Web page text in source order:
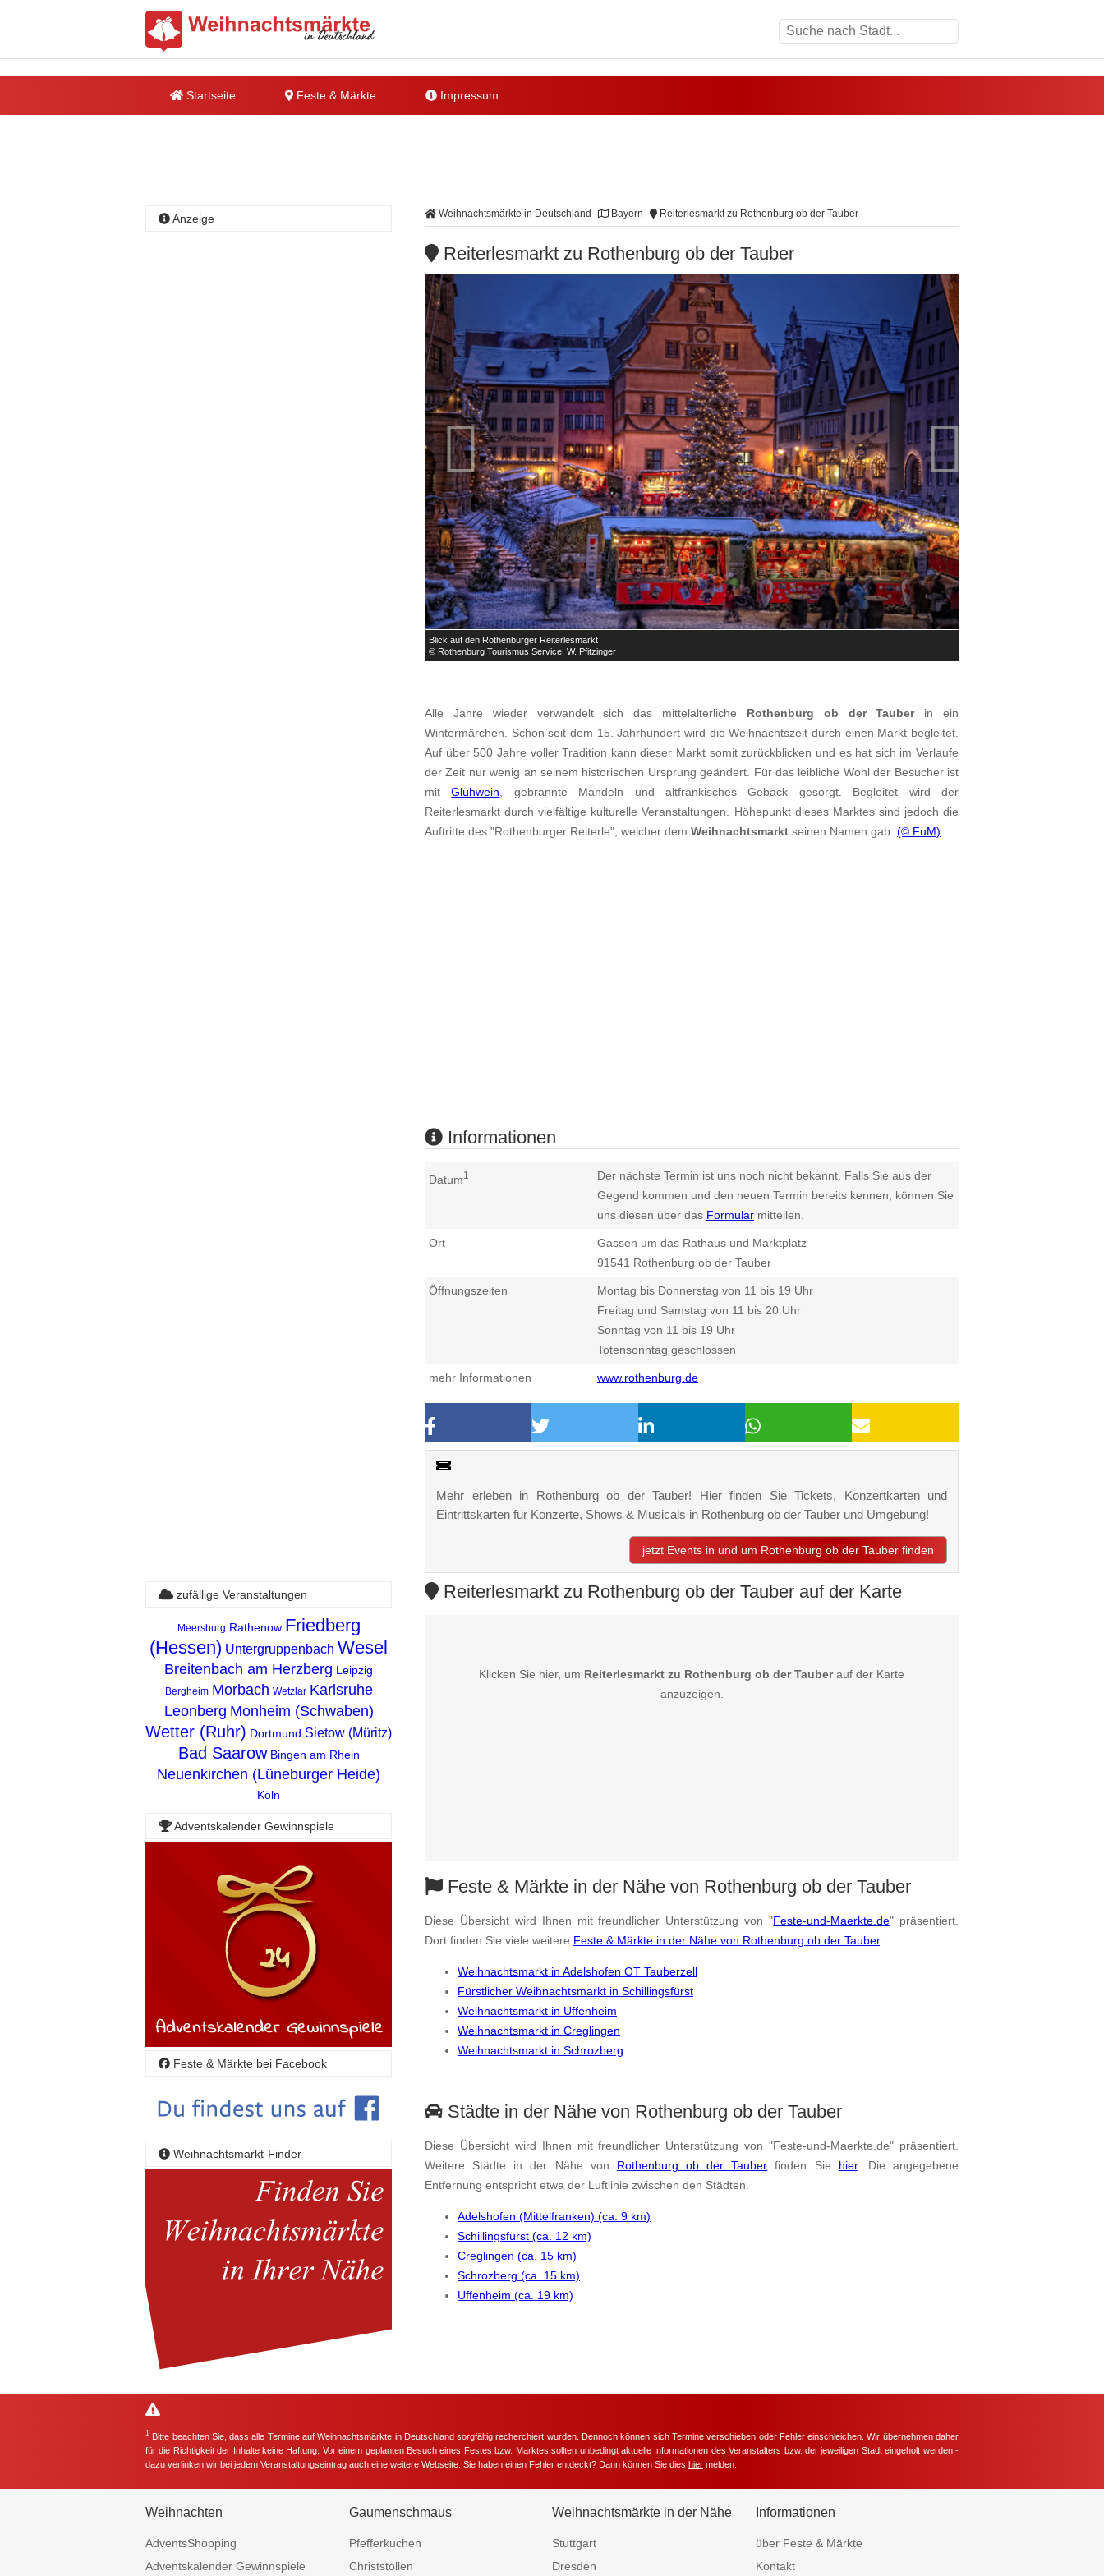
Startseite Feste & Märkte Impressum
Weihnachtsmärkte in Deutschland Bayern Reiterlesmarkt zu Rothenburg ob der Tauber
Reiterlesmarkt zu Rothenburg ob der Tauber
Blick auf den Rothenburger Reiterlesmarkt
© Rothenburg Tourismus Service, W. Pfitzinger
 
Alle Jahre wieder verwandelt sich das mittelalterliche Rothenburg ob der Tauberin ein
Wintermärchen. Schon seit dem 15. Jahrhundert wird die Weihnachtszeit durch einen Markt begleitet.
Auf über 500 Jahre voller Tradition kann dieser Markt somit zurückblicken und es hat sich im Verlaufe
der Zeit nur wenig an seinem historischen Ursprung geändert. Für das leibliche Wohl der Besucher ist
mitGlühwein , gebrannte Mandeln und altfränkisches Gebäck gesorgt. Begleitet wird der
Reiterlesmarkt durch vielfältige kulturelle Veranstaltungen. Höhepunkt dieses Marktes sind jedoch die
Auftritte des "Rothenburger Reiterle", welcher dem Weihnachtsmarkt seinen Namen gab. (© FuM)
Informationen
Datum1
Der nächste Termin ist uns noch nicht bekannt. Falls Sie aus der
Gegend kommen und den neuen Termin bereits kennen, können Sie
uns diesen über das Formular mitteilen.
Ort
Gassen um das Rathaus und Marktplatz
91541 Rothenburg ob der Tauber
Öffnungszeiten
Montag bis Donnerstag von 11 bis 19 Uhr
Freitag und Samstag von 11 bis 20 Uhr
Sonntag von 11 bis 19 Uhr
Totensonntag geschlossen
mehr Informationen www.rothenburg.de
Mehr erleben in Rothenburg ob der Tauber! Hier finden Sie Tickets, Konzertkarten und
Eintrittskarten für Konzerte, Shows & Musicals in Rothenburg ob der Tauber und Umgebung!
jetzt Events in und um Rothenburg ob der Tauber finden
Anzeige
Reiterlesmarkt zu Rothenburg ob der Tauber auf der Karte
Klicken Sie hier, um Reiterlesmarkt zu Rothenburg ob der Tauberauf der Karte
anzuzeigen.
Feste & Märkte in der Nähe von Rothenburg ob der Tauber
Diese Übersicht wird Ihnen mit freundlicher Unterstützung von "Feste-und-Maerkte.de" präsentiert.
Dort finden Sie viele weitere Feste & Märkte in der Nähe von Rothenburg ob der Tauber.
Weihnachtsmarkt in Adelshofen OT Tauberzell
Fürstlicher Weihnachtsmarkt in Schillingsfürst
Weihnachtsmarkt in Uffenheim
Weihnachtsmarkt in Creglingen
Weihnachtsmarkt in Schrozberg
Städte in der Nähe von Rothenburg ob der Tauber
Diese Übersicht wird Ihnen mit freundlicher Unterstützung von "Feste-und-Maerkte.de" präsentiert.
Weitere Städte in der Nähe von Rothenburg ob der Tauber finden Sie hier. Die angegebene
Entfernung entspricht etwa der Luftlinie zwischen den Städten.
Adelshofen (Mittelfranken) (ca. 9 km)
Schillingsfürst (ca. 12 km)
Creglingen (ca. 15 km)
Schrozberg (ca. 15 km)
Uffenheim (ca. 19 km)
zufällige Veranstaltungen
Meersburg Rathenow Friedberg
(Hessen) Untergruppenbach Wesel
Breitenbach am Herzberg Leipzig
Bergheim Morbach Wetzlar Karlsruhe
Leonberg Monheim (Schwaben)
Wetter (Ruhr) Dortmund Sietow (Müritz)
Bad Saarow Bingen am Rhein
Neuenkirchen (Lüneburger Heide)
Köln
Adventskalender Gewinnspiele
Feste & Märkte bei Facebook
Weihnachtsmarkt-Finder
1 Bitte beachten Sie, dass alle Termine auf Weihnachtsmärkte in Deutschland sorgfältig recherchiert wurden. Dennoch können sich Termine verschieben oder Fehler einschleichen. Wir übernehmen daher
für die Richtigkeit der Inhalte keine Haftung. Vor einem geplanten Besuch eines Festes bzw. Marktes sollten unbedingt aktuelle Informationen des Veranstalters bzw. der jeweiligen Stadt eingeholt werden -
dazu verlinken wir bei jedem Veranstaltungseintrag auch eine weitere Webseite. Sie haben einen Fehler entdeckt? Dann können Sie dies hier melden.
Weihnachten
AdventsShopping
Adventskalender Gewinnspiele
Gaumenschmaus
Pfefferkuchen
Christstollen
Weihnachtsmärkte in der Nähe
Stuttgart
Dresden
Informationen
über Feste & Märkte
Kontakt